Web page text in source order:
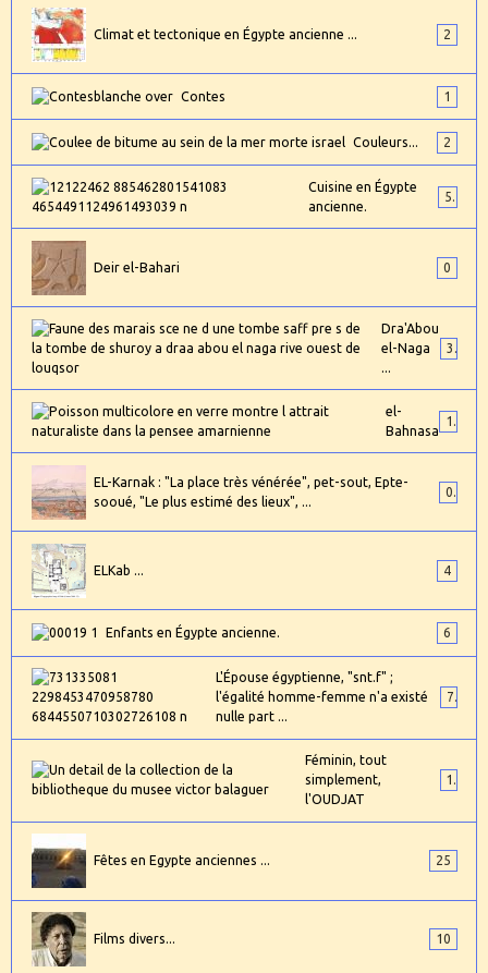
Climat et tectonique en Égypte ancienne ... 2
Contes 1
Couleurs... 2
Cuisine en Égypte
ancienne.
5
Deir el-Bahari 0
Dra'Abou
el-Naga
...
3
el-
Bahnasa
1
EL-Karnak : "La place très vénérée", pet-sout, Epte-
sooué, "Le plus estimé des lieux", ...
0
ELKab ... 4
Enfants en Égypte ancienne. 6
L'Épouse égyptienne, "snt.f" ;
l'égalité homme-femme n'a existé
nulle part ...
7
Féminin, tout
simplement,
l'OUDJAT
1
Fêtes en Egypte anciennes ... 25
Films divers... 10